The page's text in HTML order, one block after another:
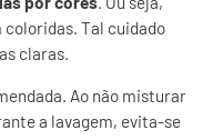
coloridas. Tal cuidado
claras.
Ao não misturar
a lavagem, evita-se